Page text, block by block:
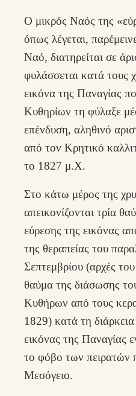
Ο μικρός Ναός της
όπως λέγεται,
Ναό, διατηρείται σε
φυλάσσεται κατά τους
εικόνα της Παναγίας
Κυθηρίων τη φύλαξε
επένδυση, αληθινό
από τον Κρητικό
το 1827 μ.Χ.
Στο κάτω μέρος της
απεικονίζονται τρία
εύρεσης της εικόνας
της θεραπείας του
Σεπτεμβρίου (αρχές
θαύμα της διάσωσης
Κυθήρων από τους
1829) κατά τη
εικόνας της Παναγίας
το φόβο των πειρατών
Μεσόγειο.